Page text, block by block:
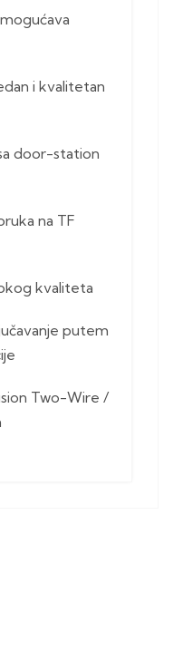
i kvalitetan
door-station
na TF
kvaliteta
putem
Two-Wire /